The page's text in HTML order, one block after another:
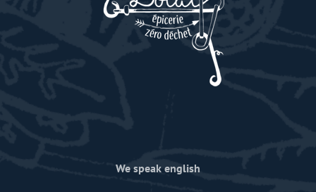
We speak english